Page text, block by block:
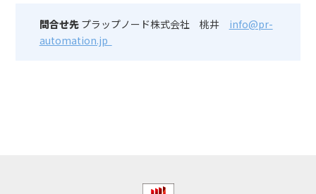
問合せ先プラップノード株式会社 桃井 info@pr-
automation.jp